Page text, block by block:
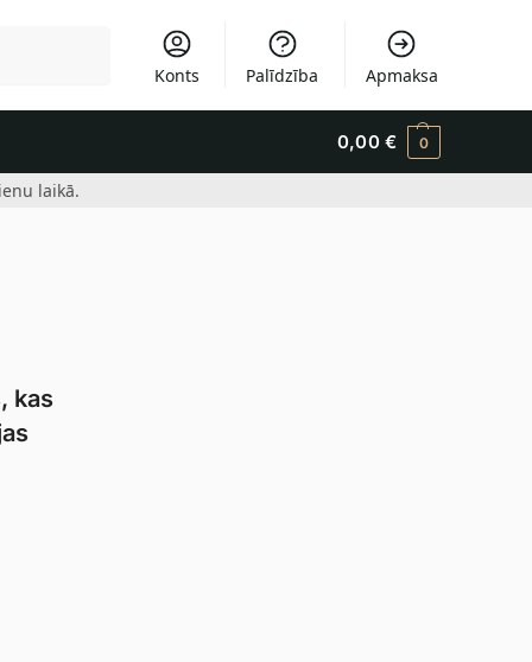
Konts Palīdzība Apmaksa
0,00 € 0
laikā.
kas